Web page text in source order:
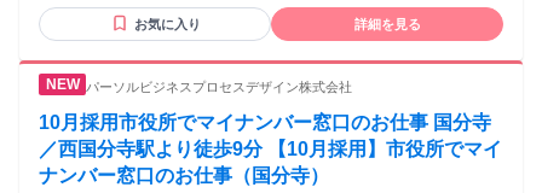
している方
お気に入り 詳細を見る
パーソルビジネスプロセスデザイン株式会社
10月採用市役所でマイナンバー窓口のお仕事 国分寺
／西国分寺駅より徒歩9分 【10月採用】市役所でマイ
ナンバー窓口のお仕事（国分寺）